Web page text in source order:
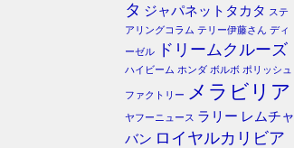
タ ジャパネットタカタ ステ
アリングコラム テリー伊藤さん ディ
ーゼル
ドリームクルーズ
ハイビーム ホンダ ボルボ ポリッシュ
ファクトリー メラビリア
ヤフーニュース ラリー レムチャ
バン ロイヤルカリビア